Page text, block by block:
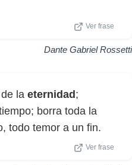
Ver frase
Dante Gabriel Rossetti
la eternidad ;
borra toda la
todo temor a un fin.
Ver frase